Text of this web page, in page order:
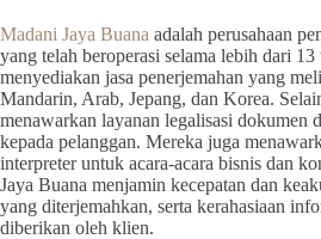
Madani Jaya Buana adalah perusahaan
yang telah beroperasi selama lebih dari
menyediakan jasa penerjemahan yang
Mandarin, Arab, Jepang, dan Korea.
menawarkan layanan legalisasi dokumen
kepada pelanggan. Mereka juga
interpreter untuk acara-acara bisnis dan
Jaya Buana menjamin kecepatan dan
yang diterjemahkan, serta kerahasiaan
diberikan oleh klien.